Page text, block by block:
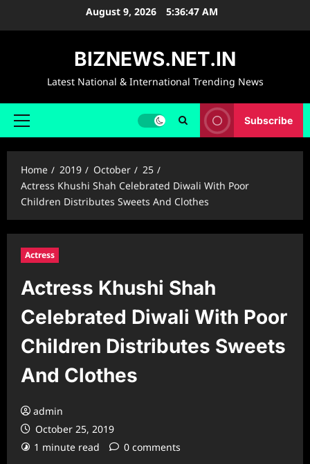
August 9, 2026 5:36:48 AM
BIZNEWS.NET.IN
Latest National & International Trending News
Primary
Subscribe
Home 2019 October
25
Actress Khushi Shah Celebrated Diwali With Poor
Children Distributes Sweets And Clothes
Actress
Actress Khushi Shah
Celebrated Diwali With Poor
Children Distributes Sweets
And Clothes
admin
October 25, 2019
1 minute read
0 comments